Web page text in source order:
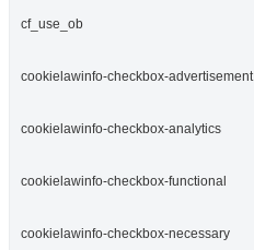
cf_use_ob
cookielawinfo-checkbox-advertisement
cookielawinfo-checkbox-analytics
cookielawinfo-checkbox-functional
cookielawinfo-checkbox-necessary